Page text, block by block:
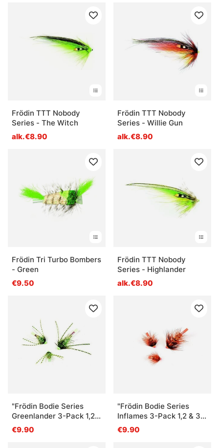
Frödin TTT Nobody
Series - The Witch
alk.€8.90
Frödin TTT Nobody
Series - Willie Gun
alk.€8.90
Frödin Tri Turbo Bombers
- Green
€9.50
Frödin TTT Nobody
Series - Highlander
alk.€8.90
"Frödin Bodie Series
Greenlander 3-Pack 1,2 &
3 cm"
€9.90
"Frödin Bodie Series
Inflames 3-Pack 1,2 & 3
cm"
€9.90